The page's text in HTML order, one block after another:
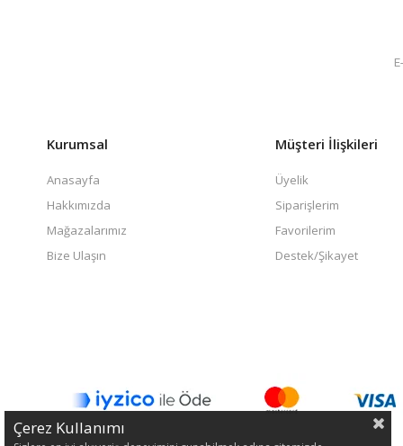
Kurumsal
Anasayfa
Hakkımızda
Mağazalarımız
Bize Ulaşın
Müşteri İlişkileri
Üyelik
Siparişlerim
Favorilerim
Destek/Şikayet
Çerez Kullanımı